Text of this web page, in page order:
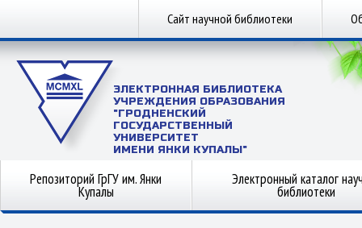
Сайт научной библиотеки
ЭЛЕКТРОННАЯ БИБЛИОТЕКА
УЧРЕЖДЕНИЯ ОБРАЗОВАНИЯ
"ГРОДНЕНСКИЙ
ГОСУДАРСТВЕННЫЙ
УНИВЕРСИТЕТ
ИМЕНИ ЯНКИ КУПАЛЫ"
Репозиторий ГрГУ им. Янки
Купалы
Электронный каталог
библиотеки